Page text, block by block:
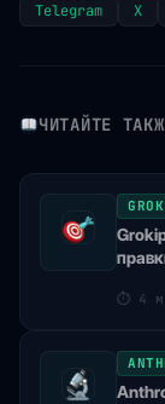
Telegram
X
ЧИТАЙТЕ
⏱ 4